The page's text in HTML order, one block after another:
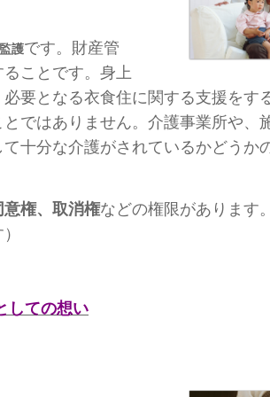
護です。 財産管
ことです。 身上
要となる衣食住に 関する支援をす
ではありません。 介護事業所や、
十分な介護がされているかどうか
権、取消権などの権限があります
しての想い